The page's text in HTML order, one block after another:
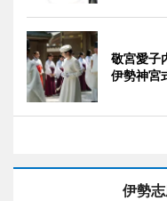
敬宮愛
伊勢神宮
伊勢